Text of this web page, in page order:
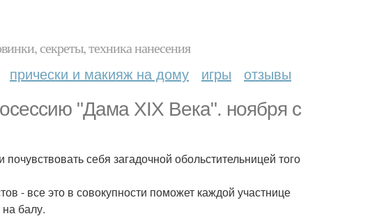
секреты, техника нанесения
прически и макияж на дому игры отзывы
"Дама XIX Века". ноября с
себя загадочной обольстительницей того
- все это в совокупности поможет каждой участнице
балу.